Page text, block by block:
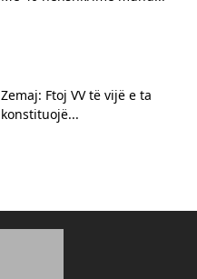
Zemaj: Ftoj VV të vijë e ta
konstituojë...